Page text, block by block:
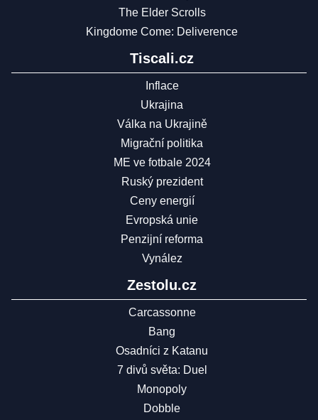
The Elder Scrolls
Kingdome Come: Deliverence
Tiscali.cz
Inflace
Ukrajina
Válka na Ukrajině
Migrační politika
ME ve fotbale 2024
Ruský prezident
Ceny energií
Evropská unie
Penzijní reforma
Vynález
Zestolu.cz
Carcassonne
Bang
Osadníci z Katanu
7 divů světa: Duel
Monopoly
Dobble